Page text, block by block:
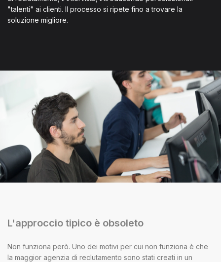
"talenti" ai clienti. Il processo si ripete fino a trovare la
soluzione migliore.
L'approccio tipico è obsoleto
Non funziona però. Uno dei motivi per cui non funziona è che
la maggior agenzia di reclutamento sono stati creati in un